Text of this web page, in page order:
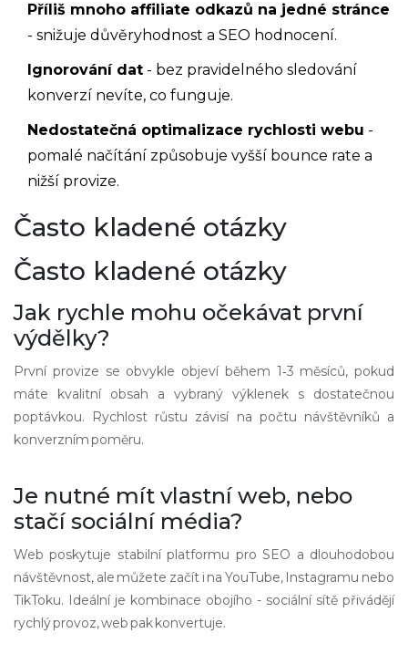
Příliš mnoho affiliate odkazů na jedné stránce
- snižuje důvěryhodnost a SEO hodnocení.
Ignorování dat - bez pravidelného sledování
konverzí nevíte, co funguje.
Nedostatečná optimalizace rychlosti webu -
pomalé načítání způsobuje vyšší bounce rate a
nižší provize.
Často kladené otázky
Často kladené otázky
Jak rychle mohu očekávat první
výdělky?
První provize se obvykle objeví během 1‑3 měsíců, pokud
máte kvalitní obsah a vybraný výklenek s dostatečnou
poptávkou. Rychlost růstu závisí na počtu návštěvníků a
konverzním poměru.
Je nutné mít vlastní web, nebo
stačí sociální média?
Web poskytuje stabilní platformu pro SEO a dlouhodobou
návštěvnost, ale můžete začít i na YouTube, Instagramu nebo
TikToku. Ideální je kombinace obojího - sociální sítě přivádějí
rychlý provoz, web pak konvertuje.